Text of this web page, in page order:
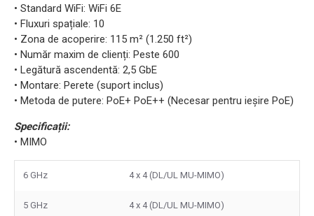
• Standard WiFi: WiFi 6E
• Fluxuri spațiale: 10
• Zona de acoperire: 115 m² (1.250 ft²)
• Număr maxim de clienți: Peste 600
• Legătură ascendentă: 2,5 GbE
• Montare: Perete (suport inclus)
• Metoda de putere: PoE+ PoE++ (Necesar pentru ieșire PoE)
Specificații:
• MIMO
6 GHz 4 x 4 (DL/UL MU-MIMO)
5 GHz 4 x 4 (DL/UL MU-MIMO)